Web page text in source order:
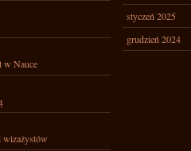
w Nauce
wizażystów
styczeń 2025
grudzień 2024